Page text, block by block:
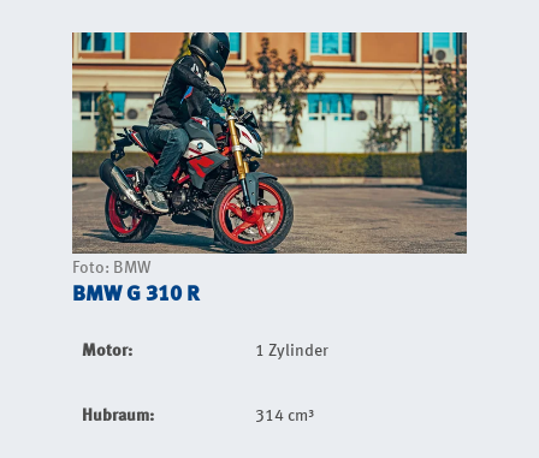
Foto: BMW
BMW G 310 R
Motor: 1 Zylinder
Hubraum: 314 cm³